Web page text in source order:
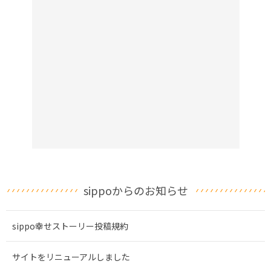
sippoからのお知らせ
sippo幸せストーリー投稿規約
サイトをリニューアルしました